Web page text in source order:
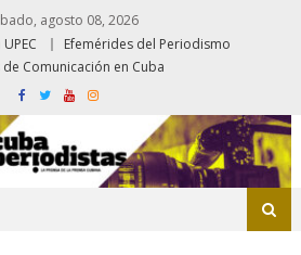
agosto 08, 2026
Efemérides del Periodismo
Comunicación en Cuba